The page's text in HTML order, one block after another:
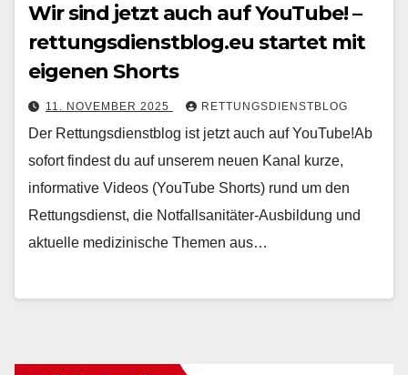
Wir sind jetzt auch auf YouTube! –
rettungsdienstblog.eu startet mit
eigenen Shorts
11. NOVEMBER 2025 RETTUNGSDIENSTBLOG
Der Rettungsdienstblog ist jetzt auch auf YouTube!Ab
sofort findest du auf unserem neuen Kanal kurze,
informative Videos (YouTube Shorts) rund um den
Rettungsdienst, die Notfallsanitäter-Ausbildung und
aktuelle medizinische Themen aus…